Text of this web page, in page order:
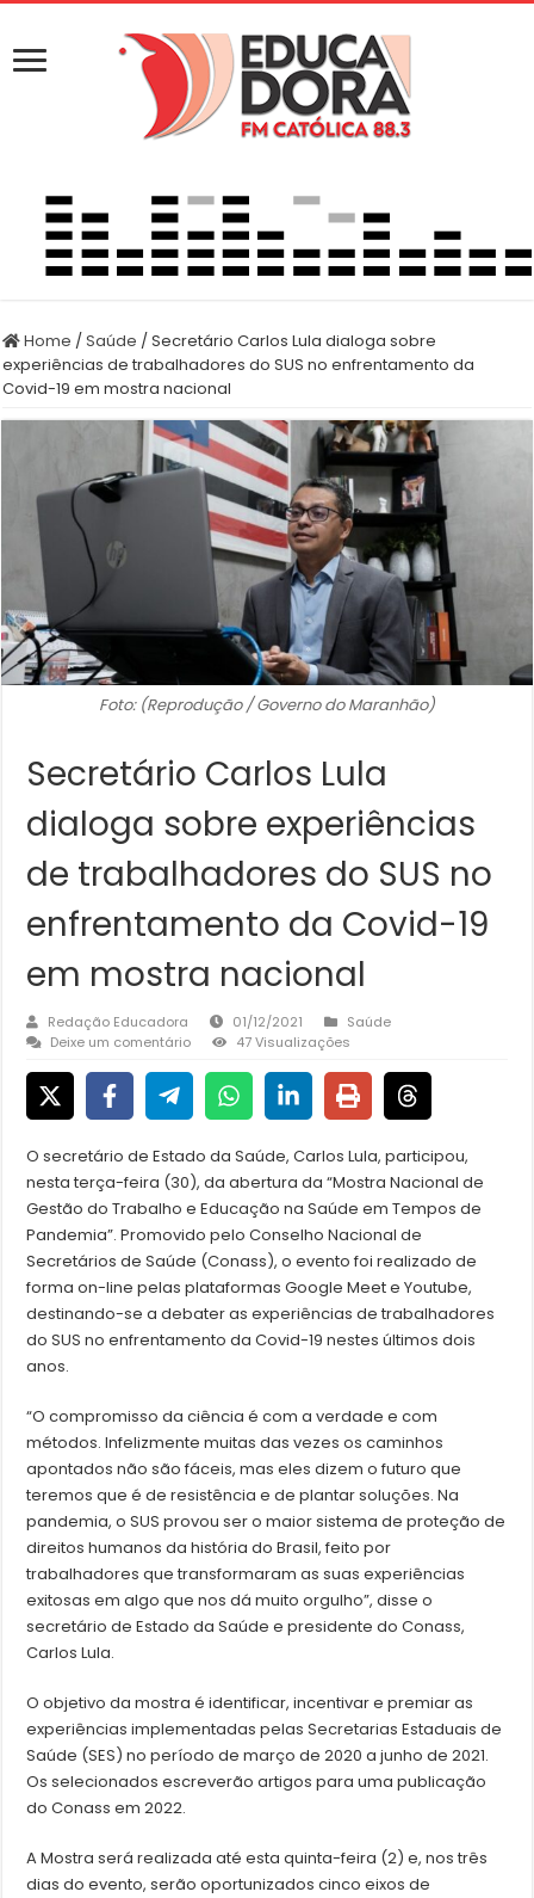
Home /Saúde /Secretário Carlos Lula dialoga sobre
experiências de trabalhadores do SUS no enfrentamento da
Covid-19 em mostra nacional
Foto: (Reprodução / Governo do Maranhão)
Secretário Carlos Lula
dialoga sobre experiências
de trabalhadores do SUS no
enfrentamento da Covid-19
em mostra nacional
Redação Educadora 01/12/2021
Saúde
Deixe um comentário
47 Visualizações
O secretário de Estado da Saúde, Carlos Lula, participou,
nesta terça-feira (30), da abertura da “Mostra Nacional de
Gestão do Trabalho e Educação na Saúde em Tempos de
Pandemia”. Promovido pelo Conselho Nacional de
Secretários de Saúde (Conass), o evento foi realizado de
forma on-line pelas plataformas Google Meet e Youtube,
destinando-se a debater as experiências de trabalhadores
do SUS no enfrentamento da Covid-19 nestes últimos dois
anos.
“O compromisso da ciência é com a verdade e com
métodos. Infelizmente muitas das vezes os caminhos
apontados não são fáceis, mas eles dizem o futuro que
teremos que é de resistência e de plantar soluções. Na
pandemia, o SUS provou ser o maior sistema de proteção de
direitos humanos da história do Brasil, feito por
trabalhadores que transformaram as suas experiências
exitosas em algo que nos dá muito orgulho”, disse o
secretário de Estado da Saúde e presidente do Conass,
Carlos Lula.
O objetivo da mostra é identificar, incentivar e premiar as
experiências implementadas pelas Secretarias Estaduais de
Saúde (SES) no período de março de 2020 a junho de 2021.
Os selecionados escreverão artigos para uma publicação
do Conass em 2022.
A Mostra será realizada até esta quinta-feira (2) e, nos três
dias do evento, serão oportunizados cinco eixos de